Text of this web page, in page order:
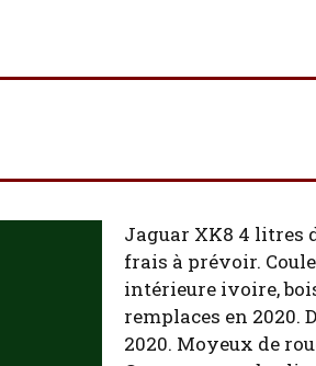
Jaguar XK8 4 litres
frais à prévoir.
intérieure ivoire,
remplaces en 2020.
2020. Moyeux de